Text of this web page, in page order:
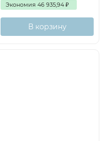
Экономия 46 935,94 ₽
В корзину